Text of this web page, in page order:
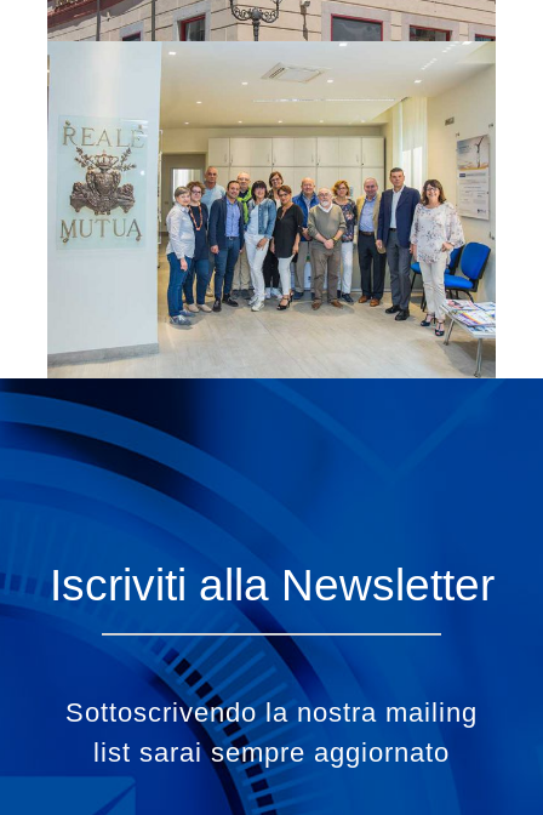
Iscriviti alla Newsletter
Sottoscrivendo la nostra mailing
list sarai sempre aggiornato